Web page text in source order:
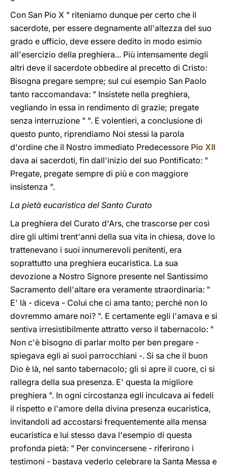
Con San Pio X " riteniamo dunque per certo che il
sacerdote, per essere degnamente all'altezza del suo
grado e ufficio, deve essere dedito in modo esimio
all'esercizio della preghiera... Più intensamente degli
altri deve il sacerdote obbedire al precetto di Cristo:
Bisogna pregare sempre; sul cui esempio San Paolo
tanto raccomandava: " Insistete nella preghiera,
vegliando in essa in rendimento di grazie; pregate
senza interruzione " ". E volentieri, a conclusione di
questo punto, riprendiamo Noi stessi la parola
d'ordine che il Nostro immediato Predecessore Pio XII
dava ai sacerdoti, fin dall'inizio del suo Pontificato: "
Pregate, pregate sempre di più e con maggiore
insistenza ".
La pietà eucaristica del Santo Curato
La preghiera del Curato d'Ars, che trascorse per così
dire gli ultimi trent'anni della sua vita in chiesa, dove lo
trattenevano i suoi innumerevoli penitenti, era
soprattutto una preghiera eucaristica. La sua
devozione a Nostro Signore presente nel Santissimo
Sacramento dell'altare era veramente straordinaria: "
E' là - diceva - Colui che ci ama tanto; perché non lo
dovremmo amare noi? ". E certamente egli l'amava e si
sentiva irresistibilmente attratto verso il tabernacolo: "
Non c'è bisogno di parlar molto per ben pregare -
spiegava egli ai suoi parrocchiani -. Si sa che il buon
Dio è là, nel santo tabernacolo; gli si apre il cuore, ci si
rallegra della sua presenza. E' questa la migliore
preghiera ". In ogni circostanza egli inculcava ai fedeli
il rispetto e l'amore della divina presenza eucaristica,
invitandoli ad accostarsi frequentemente alla mensa
eucaristica e lui stesso dava l'esempio di questa
profonda pietà: " Per convincersene - riferirono i
testimoni - bastava vederlo celebrare la Santa Messa e